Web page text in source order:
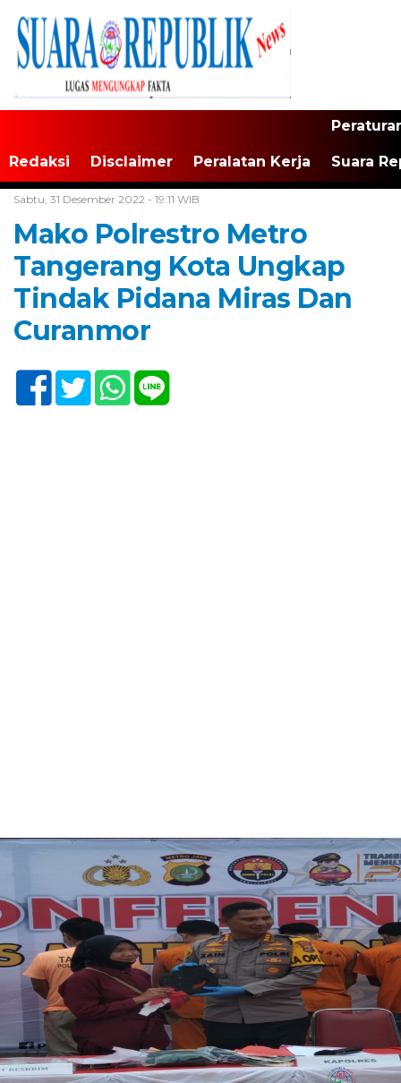
Redaksi Disclaimer Peralatan Kerja Suara
Sabtu, 31 Desember 2022 - 19:11 WIB
Mako Polrestro Metro
Tangerang Kota Ungkap
Tindak Pidana Miras Dan
Curanmor